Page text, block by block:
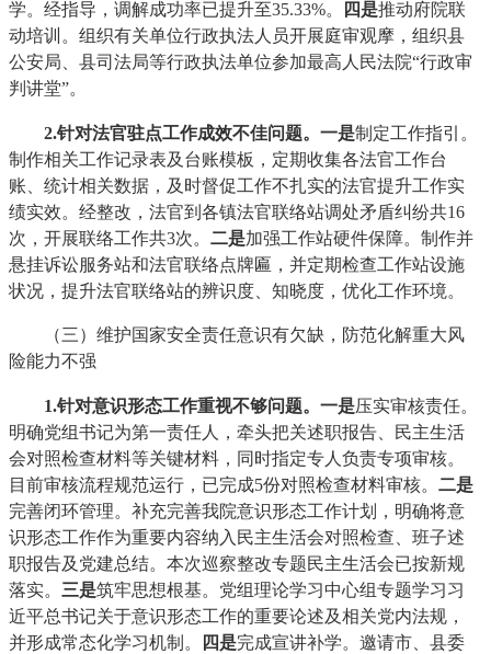
学。经指导，调解成功率已提升至35.33%。 四是推动府院联
动培训。组织有关单位行政执法人员开展庭审观摩，组织县
公安局、县司法局等行政执法单位参加最高人民法院“行政审
判讲堂”。
2.针对法官驻点工作成效不佳问题。一是制定工作指引。
制作相关工作记录表及台账模板，定期收集各法官工作台
账、统计相关数据，及时督促工作不扎实的法官提升工作实
绩实效。经整改，法官到各镇法官联络站调处矛盾纠纷共16
次，开展联络工作共3次。二是加强工作站硬件保障。制作并
悬挂诉讼服务站和法官联络点牌匾，并定期检查工作站设施
状况，提升法官联络站的辨识度、知晓度，优化工作环境。
（三）维护国家安全责任意识有欠缺，防范化解重大风
险能力不强
1.针对意识形态工作重视不够问题。一是压实审核责任。
明确党组书记为第一责任人，牵头把关述职报告、民主生活
会对照检查材料等关键材料，同时指定专人负责专项审核。
目前审核流程规范运行，已完成5份对照检查材料审核。二是
完善闭环管理。补充完善我院意识形态工作计划，明确将意
识形态工作作为重要内容纳入民主生活会对照检查、班子述
职报告及党建总结。本次巡察整改专题民主生活会已按新规
落实。 三是筑牢思想根基。党组理论学习中心组专题学习习
近平总书记关于意识形态工作的重要论述及相关党内法规，
并形成常态化学习机制。 四是完成宣讲补学。邀请市、县委